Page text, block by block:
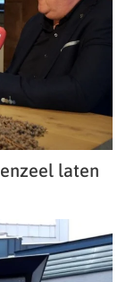
laten